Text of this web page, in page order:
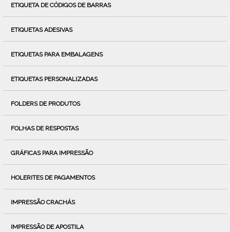
ETIQUETA DE CÓDIGOS DE BARRAS
ETIQUETAS ADESIVAS
ETIQUETAS PARA EMBALAGENS
ETIQUETAS PERSONALIZADAS
FOLDERS DE PRODUTOS
FOLHAS DE RESPOSTAS
GRÁFICAS PARA IMPRESSÃO
HOLERITES DE PAGAMENTOS
IMPRESSÃO CRACHÁS
IMPRESSÃO DE APOSTILA